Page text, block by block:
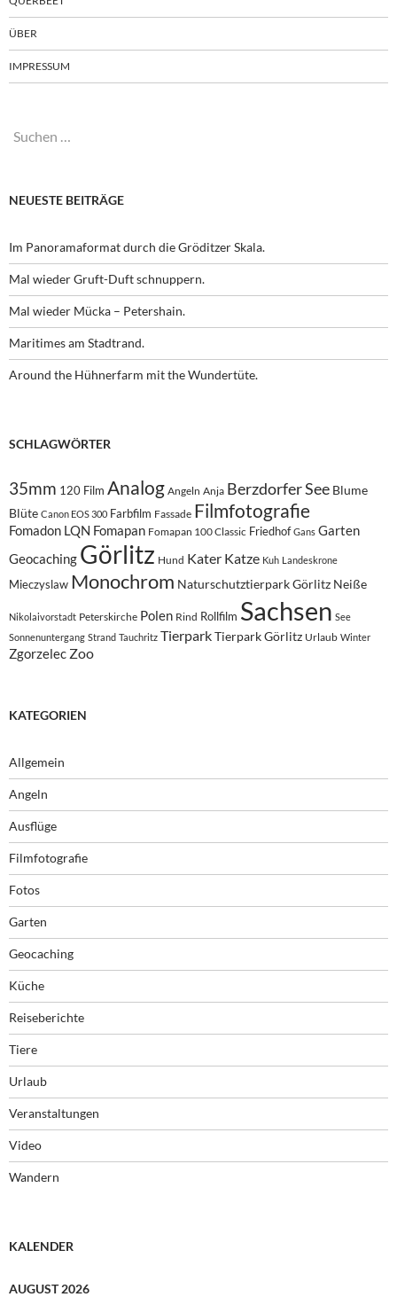
ÜBER
IMPRESSUM
Suchen
NEUESTE BEITRÄGE
Im Panoramaformat durch die Gröditzer Skala.
Mal wieder Gruft-Duft schnuppern.
Mal wieder Mücka – Petershain.
Maritimes am Stadtrand.
Around the Hühnerfarm mit the Wundertüte.
SCHLAGWÖRTER
35mm 120 Film Analog Angeln Anja Berzdorfer See Blume
Blüte Canon EOS 300 Farbfilm Fassade Filmfotografie
Fomadon LQN Fomapan Fomapan 100 Classic Friedhof Gans Garten
Geocaching Görlitz Hund Kater Katze Kuh Landeskrone
Mieczyslaw Monochrom Naturschutztierpark Görlitz Neiße
Nikolaivorstadt Peterskirche Polen Rind Rollfilm Sachsen See
Sonnenuntergang Strand Tauchritz TierparkTierpark Görlitz Urlaub Winter
Zgorzelec Zoo
KATEGORIEN
Allgemein
Angeln
Ausflüge
Filmfotografie
Fotos
Garten
Geocaching
Küche
Reiseberichte
Tiere
Urlaub
Veranstaltungen
Video
Wandern
KALENDER
AUGUST 2026